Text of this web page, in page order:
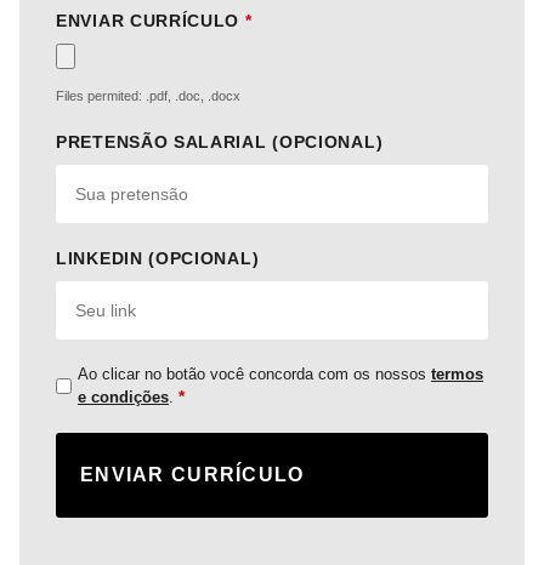
ENVIAR CURRÍCULO *
Files permited: .pdf, .doc, .docx
PRETENSÃO SALARIAL (OPCIONAL)
LINKEDIN (OPCIONAL)
Ao clicar no botão você concorda com os nossos termos
e condições. *